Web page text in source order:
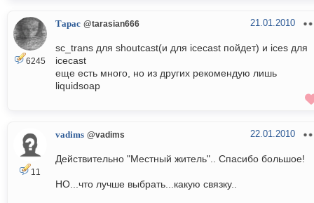
6245
Тарас @tarasian666 21.01.2010
sc_trans для shoutcast(и для icecast пойдет) и ices для
icecast
еще есть много, но из других рекомендую лишь
liquidsoap
11
vadims @vadims 22.01.2010
Действительно "Местный житель".. Спасибо большое!
НО...что лучше выбрать...какую связку..